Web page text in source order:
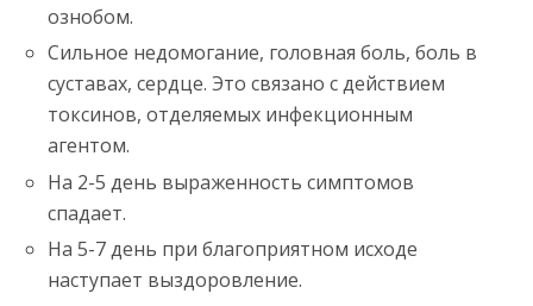
ознобом.
Сильное недомогание, головная боль, боль в
суставах, сердце. Это связано с действием
токсинов, отделяемых инфекционным
агентом.
На 2-5 день выраженность симптомов
спадает.
На 5-7 день при благоприятном исходе
наступает выздоровление.